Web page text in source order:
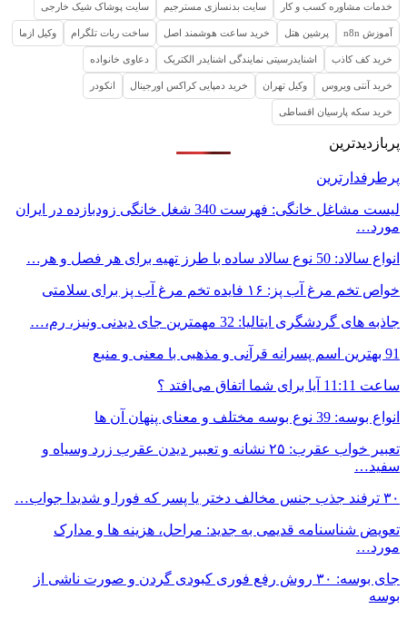
خدمات مشاوره کسب و کار سایت بدنسازی مسترجیم سایت پوشاک شیک خارجی
آموزش n8n پرشین هتل خرید ساعت هوشمند اصل ساخت ربات تلگرام وکیل ازما
خرید کف کاذب اشنایدرسیتی نمایندگی اشنایدر الکتریک دعاوی خانواده
خرید آنتی ویروس وکیل تهران خرید دمپایی کراکس اورجینال انکودر
خرید سکه پارسیان اقساطی
پربازدیدترین
پرطرفدارترین
لیست مشاغل خانگی: فهرست 340 شغل خانگی زودبازده در ایران
مورد…
انواع سالاد: 50 نوع سالاد ساده با طرز تهیه برای هر فصل و هر…
خواص تخم مرغ آب پز: ۱۶ فایده تخم مرغ آب پز برای سلامتی
جاذبه های گردشگری ایتالیا: 32 مهمترین جای دیدنی ونیز، رم،…
91 بهترین اسم پسرانه قرآنی و مذهبی با معنی و منبع
ساعت 11:11 آیا برای شما اتفاق می‌افتد ؟
انواع بوسه: 39 نوع بوسه مختلف و معنای پنهان آن ها
تعبیر خواب عقرب: ۲۵ نشانه و تعبیر دیدن عقرب زرد وسیاه و
سفید…
۳۰ ترفند جذب جنس مخالف دختر یا پسر که فورا و شدیدا جواب…
تعویض شناسنامه قدیمی به جدید: مراحل، هزینه ها و مدارک
مورد…
جای بوسه: ۳۰ روش رفع فوری کبودی گردن و صورت ناشی از
بوسه